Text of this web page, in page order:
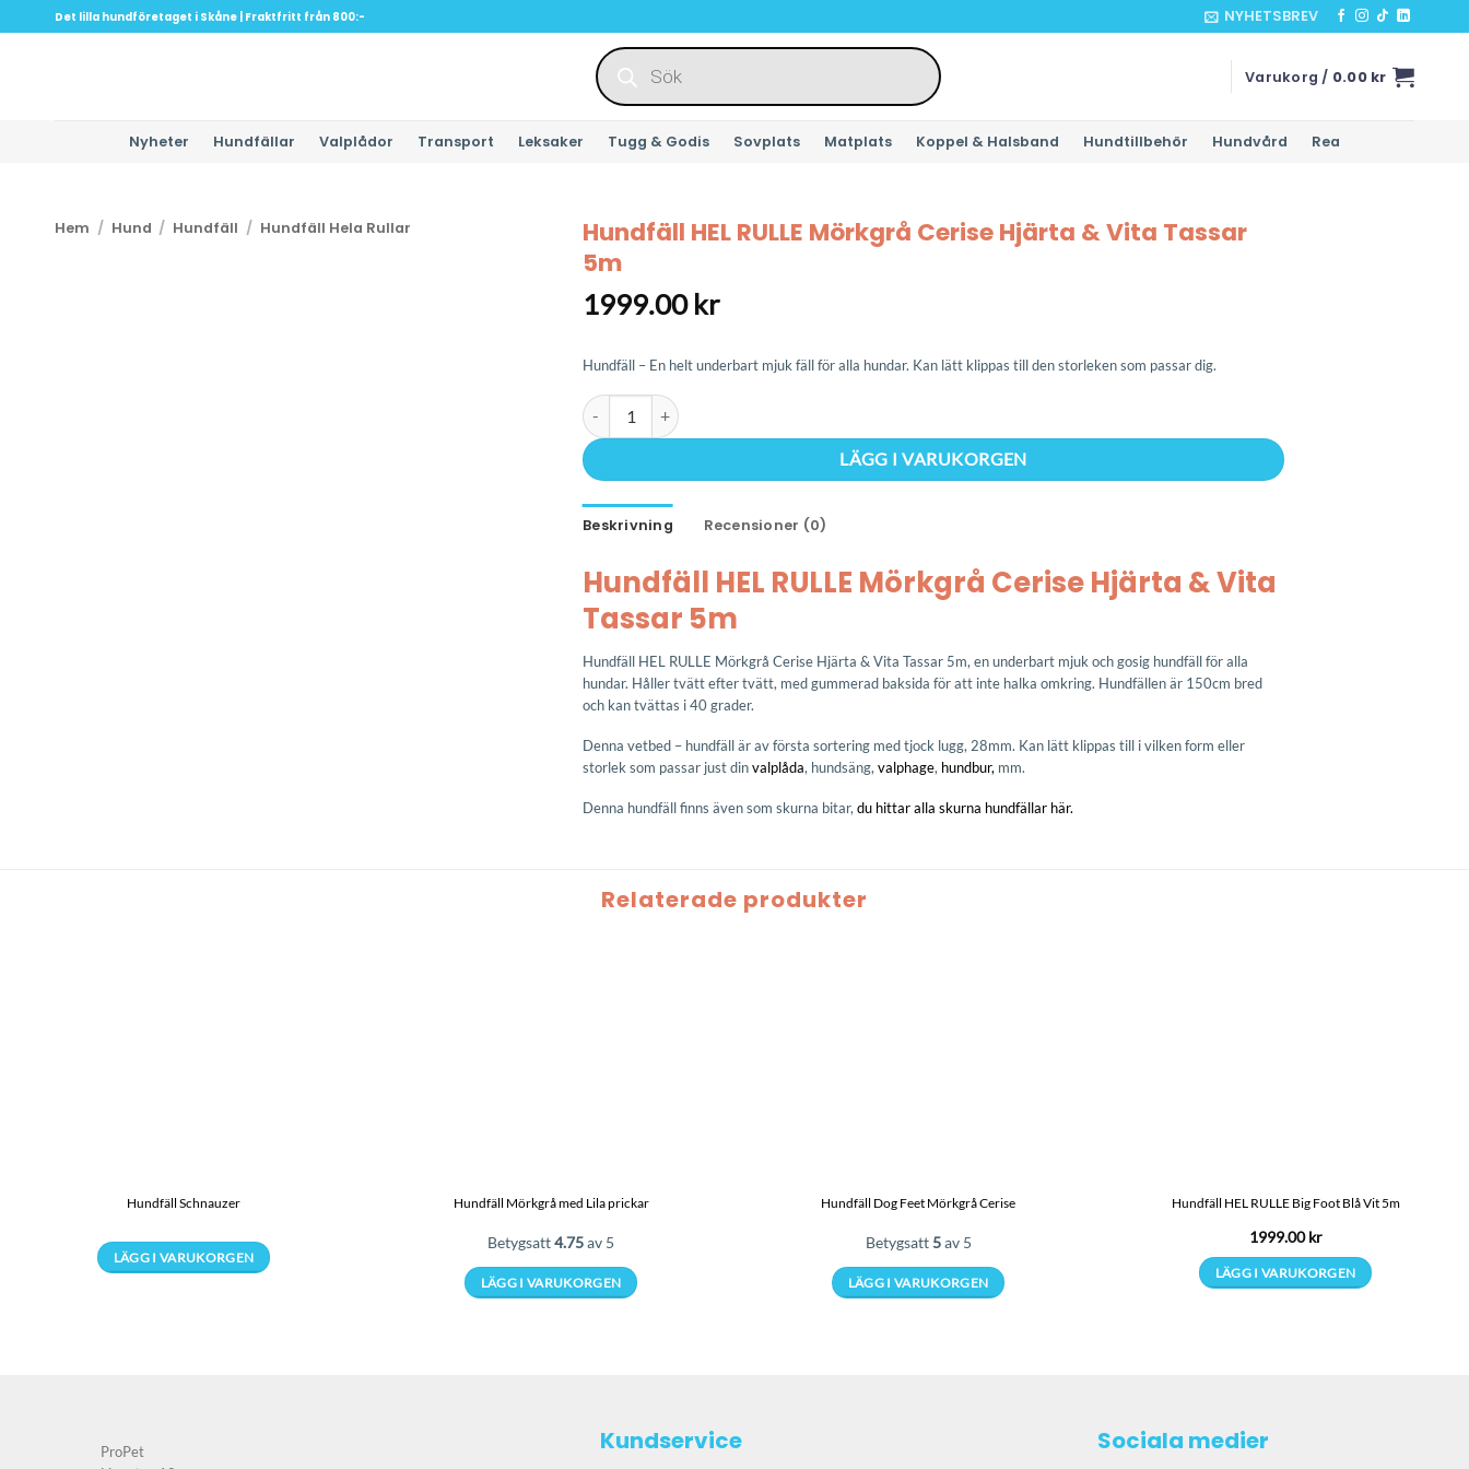
to
Det lilla hundföretaget i Skåne | Fraktfritt från 800:- NYHETSBREV
Produktsökning
Varukorg / 0.00 kr
Nyheter Hundfällar Valplådor Transport Leksaker Tugg & Godis Sovplats Matplats Koppel & Halsband Hundtillbehör Hundvård Rea
Hem / Hund / Hundfäll / Hundfäll Hela Rullar
Hundfäll HEL RULLE Mörkgrå Cerise Hjärta & Vita Tassar
5m
1999.00 kr
Hundfäll – En helt underbart mjuk fäll för alla hundar. Kan lätt klippas till den storleken som passar dig.
Hundfäll HEL RULLE Mörkgrå Cerise Hjärta & Vita Tassar 5m mängd
LÄGG I VARUKORGEN
Beskrivning Recensioner (0)
Hundfäll HEL RULLE Mörkgrå Cerise Hjärta & Vita
Tassar 5m
Hundfäll HEL RULLE Mörkgrå Cerise Hjärta & Vita Tassar 5m, en underbart mjuk och gosig hundfäll för alla
hundar. Håller tvätt efter tvätt, med gummerad baksida för att inte halka omkring. Hundfällen är 150cm bred
och kan tvättas i 40 grader.
Denna vetbed – hundfäll är av första sortering med tjock lugg, 28mm. Kan lätt klippas till i vilken form eller
storlek som passar just dinvalplåda, hundsäng, valphage, hundbur, mm.
Denna hundfäll finns även som skurna bitar, du hittar alla skurna hundfällar här.
Relaterade produkter
Hundfäll Schnauzer
LÄGG I VARUKORGEN
Hundfäll Mörkgrå med Lila prickar
Betygsatt4.75av 5
LÄGG I VARUKORGEN
varianter.
Hundfäll Dog Feet Mörkgrå Cerise
Betygsatt5av 5
LÄGG I VARUKORGEN
Hundfäll HEL RULLE Big Foot Blå Vit 5m
1999.00kr
LÄGG I VARUKORGEN
ProPet
Kundservice Sociala medier